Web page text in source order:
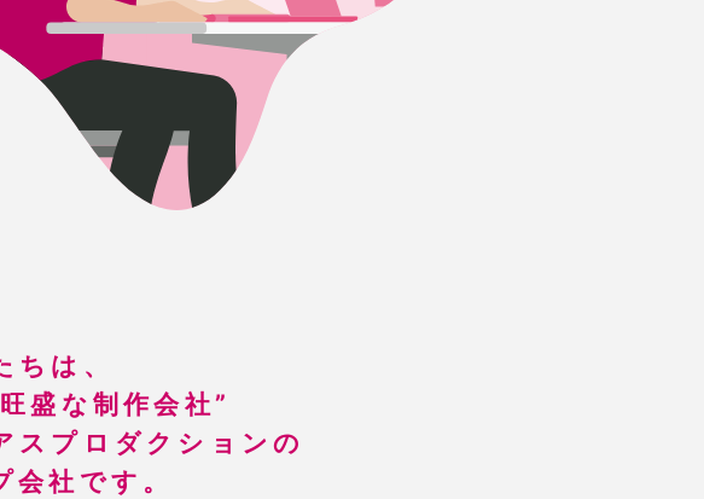
ちは、
盛な制作会社”
スプロダクションの
会社です。